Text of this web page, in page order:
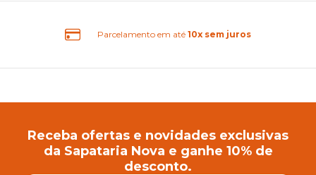
Parcelamento em até10x sem juros
Receba ofertas e novidades exclusivas
da Sapataria Nova e ganhe 10% de
desconto.